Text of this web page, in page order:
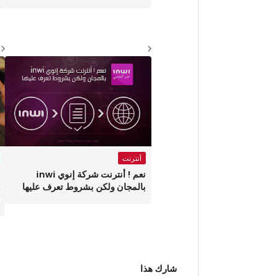
أنترنت
نعم ! أنترنت شركة إنوي inwi
بالمجان ولكن بشروط تعرف عليها
شارك هذا